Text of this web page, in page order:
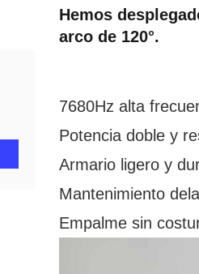
Hemos
arco de 120°.
7680Hz alta
Potencia doble y
Armario ligero y
Mantenimiento
Empalme sin